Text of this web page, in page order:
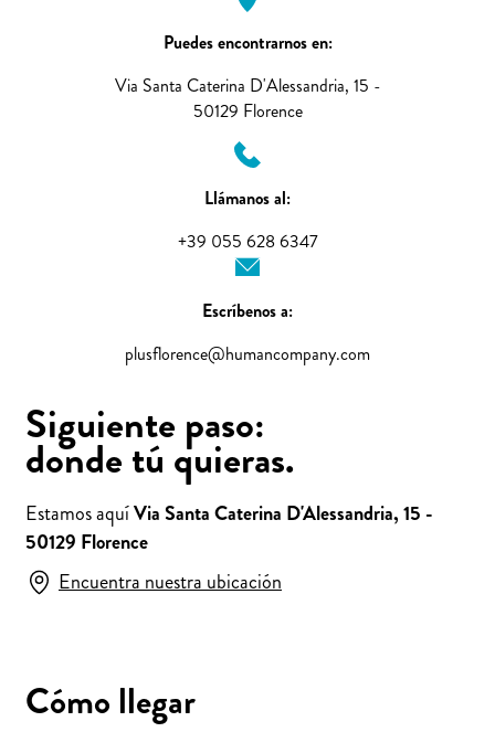
Puedes encontrarnos en:
Via Santa Caterina D'Alessandria, 15 -
50129 Florence
Llámanos al:
+39 055 628 6347
Escríbenos a:
plusflorence@humancompany.com
Siguiente paso:
donde tú quieras.
Estamos aquíVia Santa Caterina D'Alessandria, 15 -
50129 Florence
Encuentra nuestra ubicación
Cómo llegar